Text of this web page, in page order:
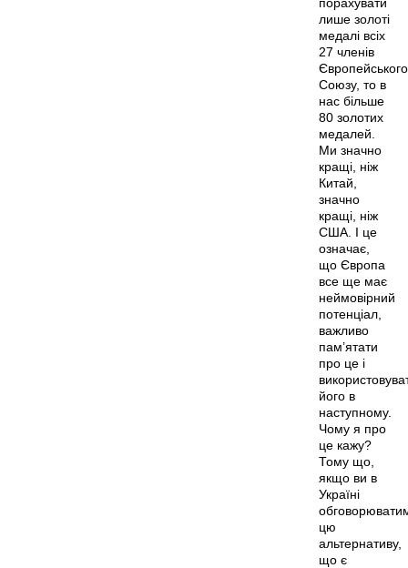
лише золоті
медалі всіх
27 членів
Європейського
Союзу, то в
нас більше
80 золотих
медалей.
Ми значно
кращі, ніж
Китай,
значно
кращі, ніж
США. І це
означає,
що Європа
все ще має
неймовірний
потенціал,
важливо
пам’ятати
про це і
його в
наступному.
Чому я про
це кажу?
Тому що,
якщо ви в
Україні
цю
альтернативу,
що є